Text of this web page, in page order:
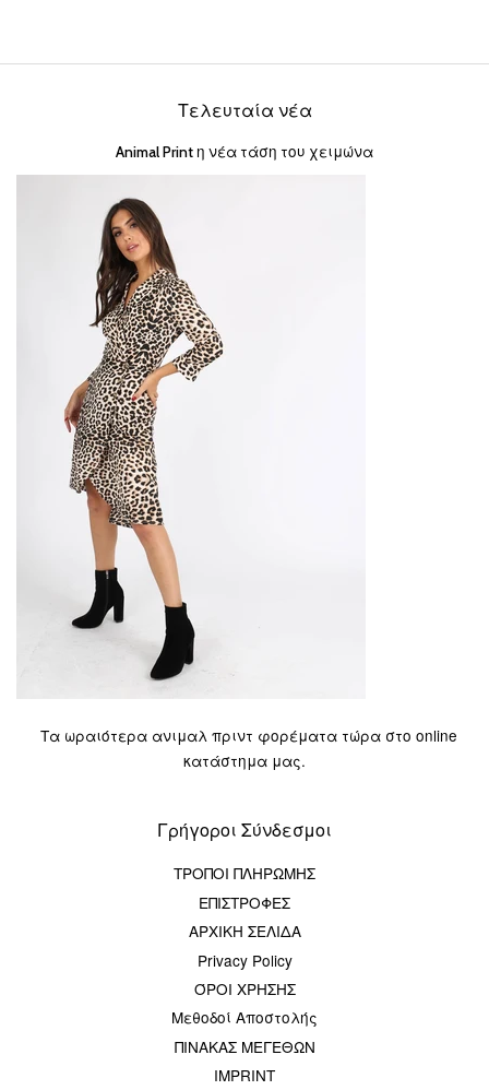
Τελευταία νέα
Animal Print η νέα τάση του χειμώνα
Τα ωραιότερα ανιμαλ πριντ φορέματα τώρα στο online
κατάστημα μας.
Γρήγοροι Σύνδεσμοι
ΤΡΟΠΟΙ ΠΛΗΡΩΜΗΣ
ΕΠΙΣΤΡΟΦΕΣ
ΑΡΧΙΚΗ ΣΕΛΙΔΑ
Privacy Policy
ΌΡΟΙ ΧΡΗΣΗΣ
Μεθοδοί Αποστολής
ΠΙΝΑΚΑΣ ΜΕΓΕΘΩΝ
IMPRINT